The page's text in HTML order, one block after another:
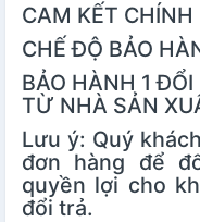
CAM KẾT CHÍNH
CHẾ ĐỘ BẢO
BẢO HÀNH 1 ĐỔI
TỪ NHÀ SẢN
Lưu ý: Quý
đơn hàng để
quyền lợi cho
đổi trả.